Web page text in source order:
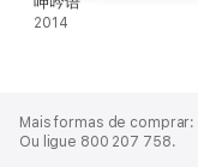
2014
Mais formas de comprar:
Ou ligue 800 207 758.